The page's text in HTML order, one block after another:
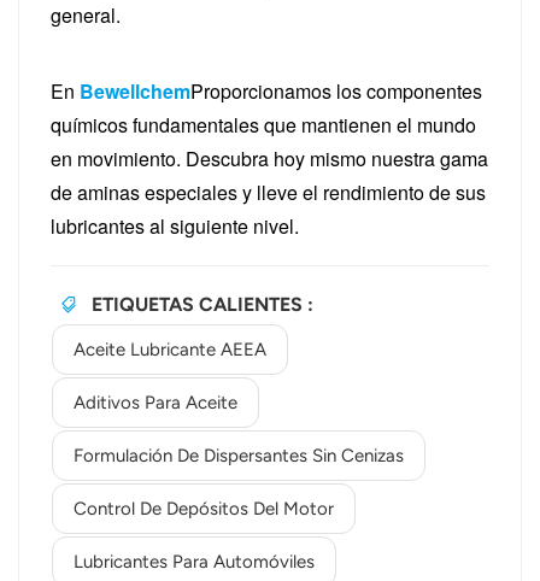
general.
En BewellchemProporcionamos los componentes
químicos fundamentales que mantienen el mundo
en movimiento. Descubra hoy mismo nuestra gama
de aminas especiales y lleve el rendimiento de sus
lubricantes al siguiente nivel.
ETIQUETAS CALIENTES :
Aceite Lubricante AEEA
Aditivos Para Aceite
Formulación De Dispersantes Sin Cenizas
Control De Depósitos Del Motor
Lubricantes Para Automóviles